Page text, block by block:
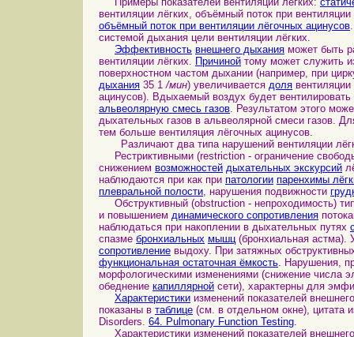
вентиляции лёгких, объёмный поток при
объёмный поток при вентиляции лёгочных ацинусов
системой дыхания цели вентиляции лёгких.
Эффективность внешнего дыхания может быть
вентиляции лёгких. Причиной тому может служить
поверхностном частом дыхании (например, при
дыхания 35 1/мин) увеличивается доля
ацинусов). Вдыхаемый воздух будет
альвеолярную смесь газов. Результатом этого
дыхательных газов в альвеолярной смеси газов.
тем больше вентиляция лёгочных ацинусов.
Различают два типа нарушений вентиляции
Рестриктивными (restriction - ограничение
снижением возможностей дыхательных экскурсий
наблюдаются при как при патологии паренхимы
плевральной полости, нарушения подвижности
Обструктивный (obstruction - непроходимость)
и повышением динамического сопротивления
наблюдаться при накоплении в дыхательных путях
спазме бронхиальных мышц(бронхиальная астма).
сопротивление выдоху. При затяжных
функциональная остаточная ёмкость. Нарушения,
морфологическими изменениями (снижение числа
обеднение капиллярной сети), характерны для
Характеристики изменений показателей
показаны в таблице (см. в отдельном окне), цитата
Disorders. 64. Pulmonary Function Testing.
Характеристики изменений показателей